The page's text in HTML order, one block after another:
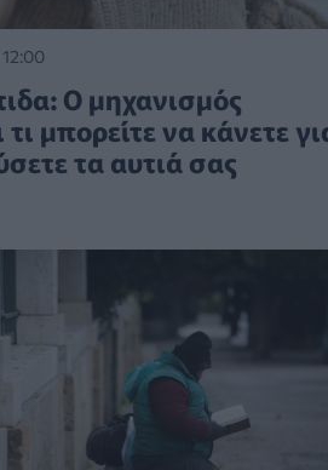
Ο μηχανισμός
μπορείτε να κάνετε
τα αυτιά σας